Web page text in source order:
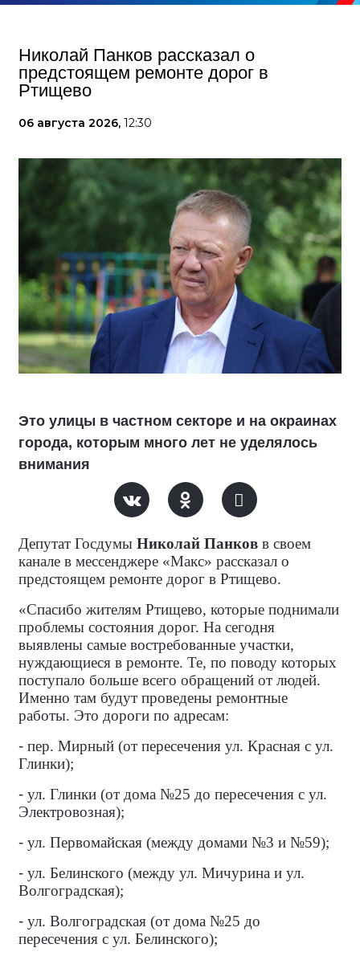
Николай Панков рассказал о
предстоящем ремонте дорог в
Ртищево
06 августа 2026, 12:30
Это улицы в частном секторе и на окраинах
города, которым много лет не уделялось
внимания
Депутат Госдумы Николай Панков в своем
канале в мессенджере «Макс» рассказал о
предстоящем ремонте дорог в Ртищево.
«Спасибо жителям Ртищево, которые поднимали
проблемы состояния дорог. На сегодня
выявлены самые востребованные участки,
нуждающиеся в ремонте. Те, по поводу которых
поступало больше всего обращений от людей.
Именно там будут проведены ремонтные
работы. Это дороги по адресам:
- пер. Мирный (от пересечения ул. Красная с ул.
Глинки);
- ул. Глинки (от дома №25 до пересечения с ул.
Электровозная);
- ул. Первомайская (между домами №3 и №59);
- ул. Белинского (между ул. Мичурина и ул.
Волгоградская);
- ул. Волгоградская (от дома №25 до
пересечения с ул. Белинского);